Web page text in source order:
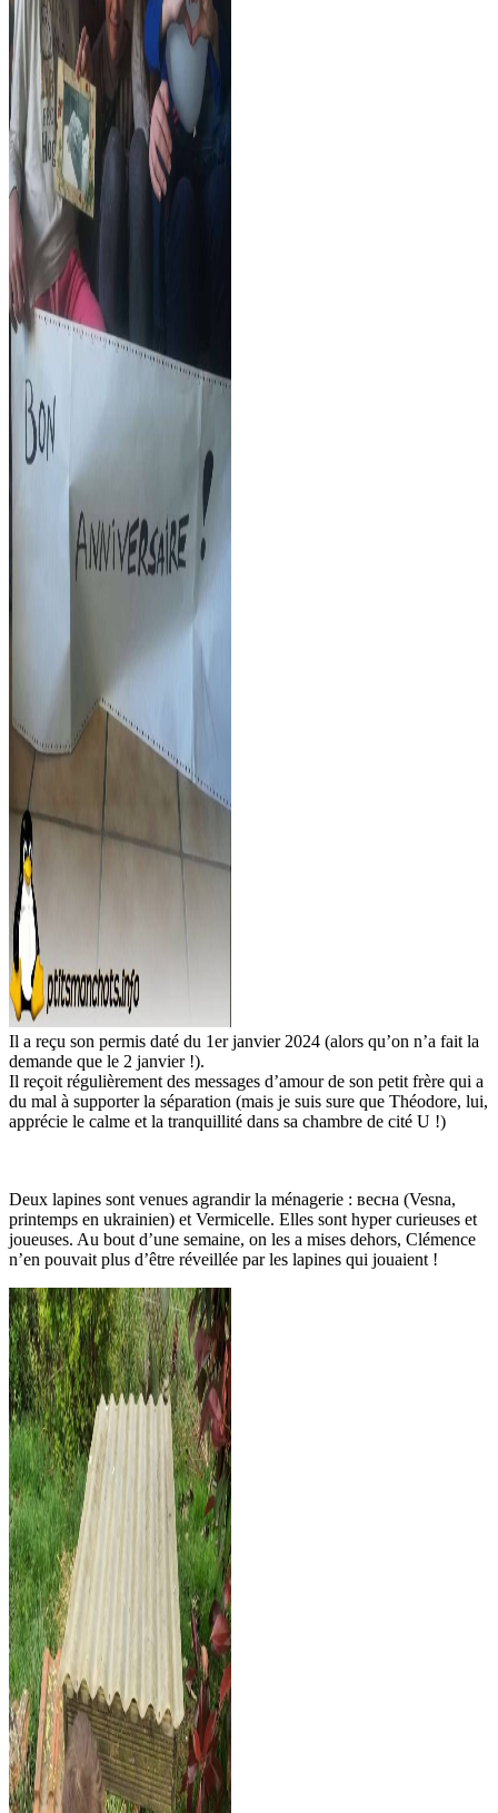
Il a reçu son permis daté du 1er janvier 2024 (alors qu’on n’a fait la
demande que le 2 janvier !).
Il reçoit régulièrement des messages d’amour de son petit frère qui a
du mal à supporter la séparation (mais je suis sure que Théodore, lui,
apprécie le calme et la tranquillité dans sa chambre de cité U !)
Deux lapines sont venues agrandir la ménagerie : весна (Vesna,
printemps en ukrainien) et Vermicelle. Elles sont hyper curieuses et
joueuses. Au bout d’une semaine, on les a mises dehors, Clémence
n’en pouvait plus d’être réveillée par les lapines qui jouaient !